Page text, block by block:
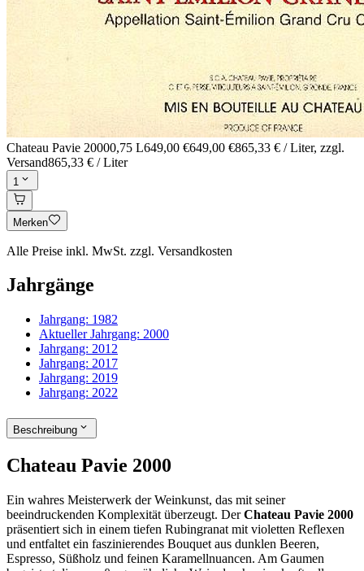
Chateau Pavie 20000,75 L649,00 €649,00 €865,33 € / Liter, zzgl.
Versand865,33 € / Liter
1
Merken
Alle Preise inkl. MwSt. zzgl. Versandkosten
Jahrgänge
Jahrgang: 1982
Aktueller Jahrgang: 2000
Jahrgang: 2012
Jahrgang: 2017
Jahrgang: 2019
Jahrgang: 2022
Beschreibung
Chateau Pavie 2000
Ein wahres Meisterwerk der Weinkunst, das mit seiner
beeindruckenden Komplexität überzeugt. DerChateau Pavie 2000
präsentiert sich in einem tiefen Rubingranat mit violetten Reflexen
und entfaltet ein faszinierendes Bouquet aus dunklen Beeren,
Espresso, Süßholz und feinen Karamellnuancen. Am Gaumen